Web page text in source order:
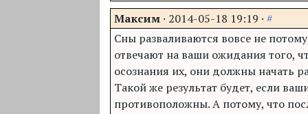
Максим · 2014-05-18 19:19 ·#
Сны разваливаются вовсе не
отвечают на ваши ожидания того,
осознания их, они должны начать
Такой же результат будет, если
противоположны. А потому, что